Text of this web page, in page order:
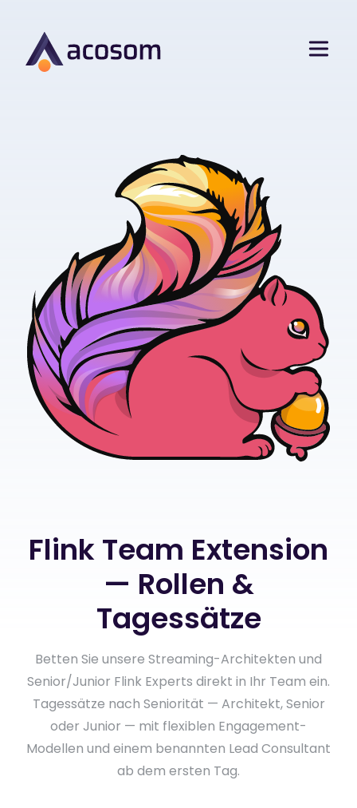
Flink Team Extension
— Rollen &
Tagessätze
Betten Sie unsere Streaming-Architekten und
Senior/Junior Flink Experts direkt in Ihr Team ein.
Tagessätze nach Seniorität — Architekt, Senior
oder Junior — mit flexiblen Engagement-
Modellen und einem benannten Lead Consultant
ab dem ersten Tag.